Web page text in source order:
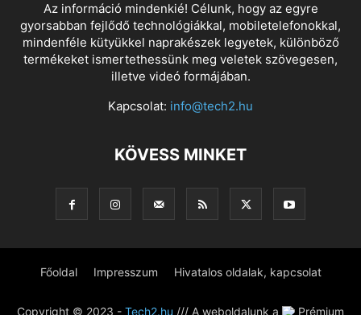
Az információ mindenkié! Célunk, hogy az egyre
gyorsabban fejlődő technológiákkal, mobiletelefonokkal,
mindenféle kütyükkel naprakészek legyetek, különböző
termékeket ismertethessünk meg veletek szövegesen,
illetve videó formájában.
Kapcsolat: info@tech2.hu
KÖVESS MINKET
Főoldal Impresszum Hivatalos oldalak, kapcsolat
Copyright © 2023 - Tech2.hu /// A weboldalunk a Prémium